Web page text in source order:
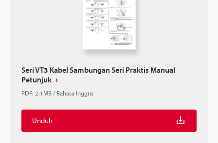
Seri VT3 Kabel Sambungan Seri Praktis Manual
Petunjuk
PDF: 2.1MB/Bahasa Inggris
Unduh